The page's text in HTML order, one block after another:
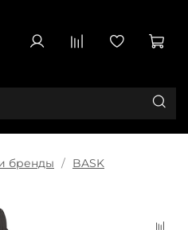
бренды BASK